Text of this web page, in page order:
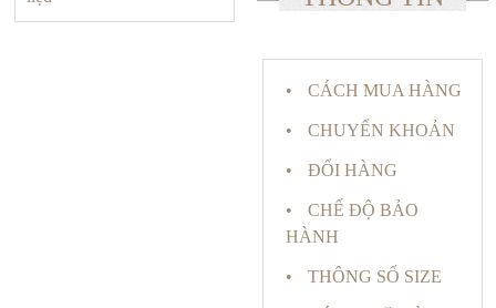
CÁCH MUA HÀNG
CHUYỂN KHOẢN
ĐỔI HÀNG
CHẾ ĐỘ BẢO
HÀNH
THÔNG SỐ SIZE